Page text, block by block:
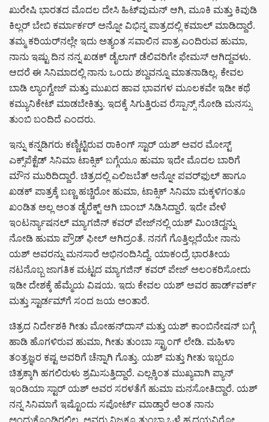
ಖುರೇಷಿ ಭಾರತದ ಮೊದಲ ದೇಸಿ ಹಿಟ್‌ವುಮನ್ ಆಗಿ, ಮೂಕಿ ಮತ್ತು ಕಿವುಡಿ
ಕಿಲ್ಲರ್ ಬೇಬಿ ಕರ್ಮಾರ್ಕರ್ ಅನ್ನೋ ವಿಭಿನ್ನ ಪಾತ್ರದಲ್ಲಿ ಕಮಾಲ್ ಮಾಡಿದ್ದಾರೆ.
ತಮ್ಮ ಕರಿಯರ್‌ನಲ್ಲೇ ಇದು ಅತ್ಯಂತ ಸವಾಲಿನ ಪಾತ್ರ ಎಂದಿರುವ ಹುಮಾ,
ನಾನು ಇಷ್ಟು ದಿನ ನನ್ನ ಖಡಕ್ ಡೈಲಾಗ್ ಡೆಲಿವರಿಗೇ ಫೇಮಸ್ ಆಗಿದ್ದವಳು.
ಆದರೆ ಈ ಸಿನಿಮಾದಲ್ಲಿ ನಾನು ಒಂದು ಶಬ್ದವನ್ನೂ ಮಾತನಾಡಿಲ್ಲ. ಕೇವಲ
ಬಾಡಿ ಲ್ಯಾಂಗ್ವೇಜ್ ಮತ್ತು ಮುಖದ ಹಾವ ಭಾವಗಳ ಮೂಲಕವೇ ಇಡೀ ಕಥೆ
ಕಮ್ಯುನಿಕೇಟ್ ಮಾಡಬೇಕಿತ್ತು. ಇದಕ್ಕೆ ಸಿಗುತ್ತಿರುವ ರೆಸ್ಪಾನ್ಸ್ ನೋಡಿ ಮನಸ್ಸು
ತುಂಬಿ ಬಂದಿದೆ ಎಂದರು.
ಇನ್ನು ಕನ್ನಡಿಗರು ಕಣ್ಣಿಟ್ಟಿರುವ ರಾಕಿಂಗ್ ಸ್ಟಾರ್ ಯಶ್ ಅವರ ಮೋಸ್ಟ್
ಎಕ್ಸ್‌ಪೆಕ್ಟೆಡ್ ಸಿನಿಮಾ ಟಾಕ್ಸಿಕ್ ಬಗ್ಗೆಯೂ ಹುಮಾ ಇದೇ ಮೊದಲ ಬಾರಿಗೆ
ಮೌನ ಮುರಿದಿದ್ದಾರೆ. ಚಿತ್ರದಲ್ಲಿ ಎಲಿಜಬೆತ್ ಅನ್ನೋ ಪವರ್‌ಫುಲ್ ಹಾಗೂ
ಖಡಕ್ ಪಾತ್ರಕ್ಕೆ ಬಣ್ಣ ಹಚ್ಚಿರೋ ಹುಮಾ, ಟಾಕ್ಸಿಕ್ ಸಿನಿಮಾ ಮಕ್ಕಳಿಗಂತೂ
ಖಂಡಿತ ಅಲ್ಲ ಅಂತ ಡೈರೆಕ್ಟ್ ಆಗಿ ಬಾಂಬ್ ಸಿಡಿಸಿದ್ದಾರೆ. ಇದೇ ವೇಳೆ
ಇಂಟರ್ನ್ಯಾಷನಲ್ ಮ್ಯಾಗಜಿನ್ ಕವರ್ ಪೇಜ್‌‌ನಲ್ಲಿ ಯಶ್ ಮಿಂಚಿದ್ದನ್ನು
ನೋಡಿ ಹುಮಾ ಪ್ರೌಡ್ ಫೀಲ್ ಆಗಿದ್ರಂತೆ. ನನಗೆ ಗೊತ್ತಿಲ್ಲದೆಯೇ ನಾನು
ಯಶ್ ಅವರನ್ನು ಮನಸಾರೆ ಅಭಿನಂದಿಸಿದ್ದೆ. ಯಾಕಂದ್ರೆ ಭಾರತೀಯ
ನಟನೊಬ್ಬ ಜಾಗತಿಕ ಮಟ್ಟದ ಮ್ಯಾಗಜಿನ್‌ ಕವರ್ ಪೇಜ್ ಅಲಂಕರಿಸೋದು
ಇಡೀ ದೇಶಕ್ಕೆ ಹೆಮ್ಮೆಯ ವಿಷಯ. ಇದು ಕೇವಲ ಯಶ್ ಅವರ ಹಾರ್ಡ್‌ವರ್ಕ್
ಮತ್ತು ಸ್ಟಾರ್ಡಮ್‌‌‌ಗೆ ಸಂದ ಜಯ ಅಂತಾರೆ.
ಚಿತ್ರದ ನಿರ್ದೇಶಕಿ ಗೀತು ಮೋಹನ್‌ದಾಸ್ ಮತ್ತು ಯಶ್ ಕಾಂಬಿನೇಷನ್ ಬಗ್ಗೆ
ಹಾಡಿ ಹೊಗಳಿರುವ ಹುಮಾ, ಗೀತು ತುಂಬಾ ಸ್ಟ್ರಾಂಗ್ ಲೇಡಿ. ಮಹಿಳಾ
ತಂತ್ರಜ್ಞರ ಕಷ್ಟ ಅವರಿಗೆ ಚೆನ್ನಾಗಿ ಗೊತ್ತು. ಯಶ್ ಮತ್ತು ಗೀತು ಇಬ್ಬರೂ
ಚಿತ್ರಕ್ಕಾಗಿ ಹಗಲಿರುಳು ಶ್ರಮಿಸುತ್ತಿದ್ದಾರೆ. ಎಲ್ಲಕ್ಕಿಂತ ಮುಖ್ಯವಾಗಿ ಪ್ಯಾನ್
ಇಂಡಿಯಾ ಸ್ಟಾರ್ ಯಶ್ ಅವರ ಸರಳತೆಗೆ ಹುಮಾ ಮನಸೋತಿದ್ದಾರೆ. ಯಶ್
ನನ್ನ ಸಿನಿಮಾಗೆ ಇಷ್ಟೊಂದು ಸಪೋರ್ಟ್ ಮಾಡ್ತಾರೆ ಅಂತ ನಾನು
ಅಂದುಕೊಂಡಿರಲಿಲ್ಲ. ಅವರು ನಿಜಕ್ಕೂ ತುಂಬಾ ಒಳ್ಳೆ ಹೃದಯವಿರೋ